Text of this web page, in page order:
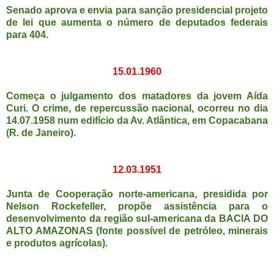
Senado aprova e envia para sanção presidencial projeto
de lei que aumenta o número de deputados federais
para 404.
15.01.1960
Começa o julgamento dos matadores da jovem Aída
Curi. O crime, de repercussão nacional, ocorreu no dia
14.07.1958 num edifício da Av. Atlântica, em Copacabana
(R. de Janeiro).
12.03.1951
Junta de Cooperação norte-americana, presidida por
Nelson Rockefeller, propõe assistência para o
desenvolvimento da região sul-americana da BACIA DO
ALTO AMAZONAS (fonte possível de petróleo, minerais
e produtos agrícolas).